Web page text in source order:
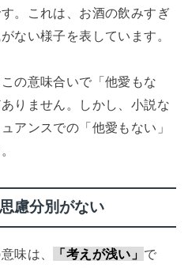
。これは、お酒の飲みすぎ
ない様子を表しています。
の意味合いで「他愛もな
りません。しかし、小説な
アンスでの「他愛もない」
慮分別がない
味は、 「考えが浅い」 で